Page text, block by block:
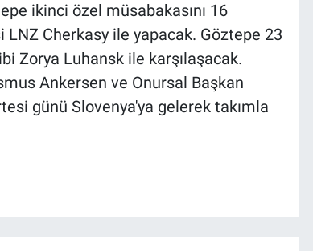
ikinci özel müsabakasını 16
Cherkasy ile yapacak. Göztepe 23
Zorya Luhansk ile karşılaşacak.
Ankersen ve Onursal Başkan
günü Slovenya'ya gelerek takımla